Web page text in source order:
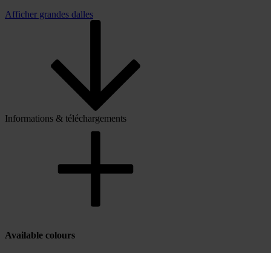
Afficher grandes dalles
Informations & téléchargements
Available colours